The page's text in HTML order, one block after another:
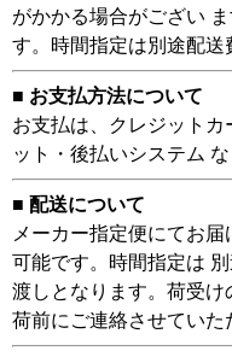
がかかる場合がござい
す。時間指定は別途配送
■ お支払方法について
お支払は、クレジット
ット・後払いシステム
■ 配送について
メーカー指定便にてお
可能です。時間指定は
渡しとなります。荷受
荷前にご連絡させていた